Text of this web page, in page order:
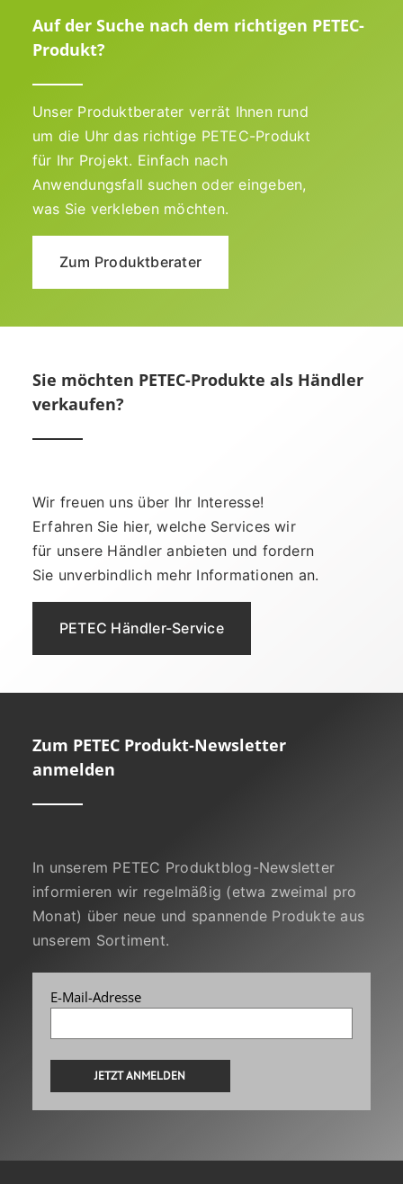
Auf der Suche nach dem richtigen PETEC-
Produkt?
Unser Produktberater verrät Ihnen rund
um die Uhr das richtige PETEC-Produkt
für Ihr Projekt. Einfach nach
Anwendungsfall suchen oder eingeben,
was Sie verkleben möchten.
Zum Produktberater
Sie möchten PETEC-Produkte als Händler
verkaufen?
Wir freuen uns über Ihr Interesse!
Erfahren Sie hier, welche Services wir
für unsere Händler anbieten und fordern
Sie unverbindlich mehr Informationen an.
PETEC Händler-Service
Zum PETEC Produkt-Newsletter
anmelden
In unserem PETEC Produktblog-Newsletter
informieren wir regelmäßig (etwa zweimal pro
Monat) über neue und spannende Produkte aus
unserem Sortiment.
E-Mail-Adresse